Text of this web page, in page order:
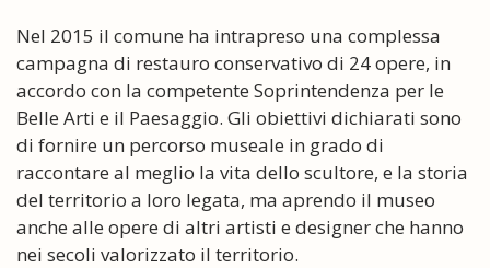
Nel 2015 il comune ha intrapreso una complessa
campagna di restauro conservativo di 24 opere, in
accordo con la competente Soprintendenza per le
Belle Arti e il Paesaggio. Gli obiettivi dichiarati sono
di fornire un percorso museale in grado di
raccontare al meglio la vita dello scultore, e la storia
del territorio a loro legata, ma aprendo il museo
anche alle opere di altri artisti e designer che hanno
nei secoli valorizzato il territorio.